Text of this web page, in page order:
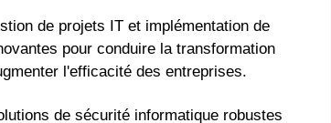
de projets IT et implémentation de
pour conduire la transformation
l'efficacité des entreprises.
de sécurité informatique robustes